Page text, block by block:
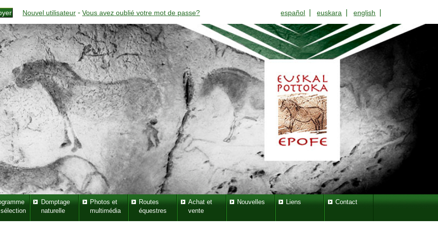
Nouvel utilisateur -Vous avez oublié votre mot de passe? español |euskara |english
Domptage
naturelle
Photos et
multimédia
Routes
équestres
Achat et
vente
Nouvelles Liens Contact